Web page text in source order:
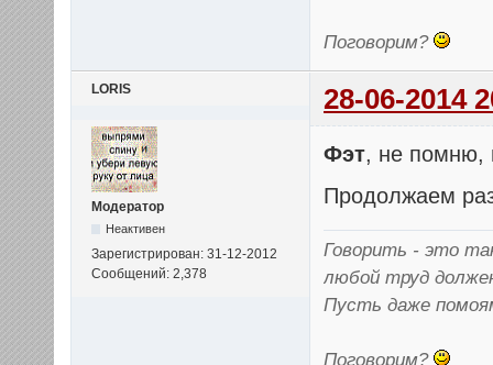
Поговорим?
LORIS 28-06-2014
Модератор
Неактивен
Зарегистрирован: 31-12-2012
Сообщений: 2,378
Фэт, не помню,
Продолжаем
Говорить - это
любой труд
Пусть даже
Поговорим?